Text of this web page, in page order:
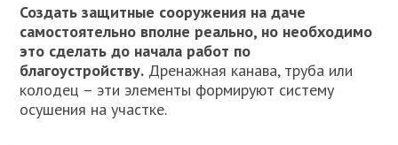
Создать защитные сооружения на даче
самостоятельно вполне реально, но необходимо
это сделать до начала работ по
благоустройству. Дренажная канава, труба или
колодец – эти элементы формируют систему
осушения на участке.